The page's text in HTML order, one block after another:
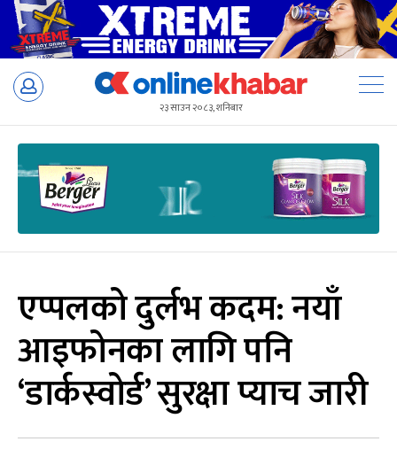
Skip
२३ साउन २०८३, शनिबार
एप्पलको दुर्लभ कदम: नयाँ
आइफोनका लागि पनि
‘डार्कस्वोर्ड’ सुरक्षा प्याच जारी